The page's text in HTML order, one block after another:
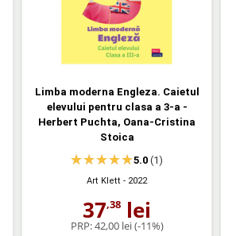
Limba moderna Engleza. Caietul
elevului pentru clasa a 3-a -
Herbert Puchta, Oana-Cristina
Stoica
5.0(1)
Art Klett - 2022
37,38 lei
PRP:42,00 lei(-11%)